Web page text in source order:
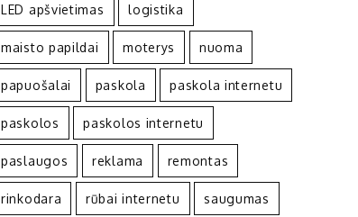
LED apšvietimas logistika
maisto papildai moterys nuoma
papuošalai paskola paskola internetu
paskolos paskolos internetu
paslaugos reklama remontas
rinkodara rūbai internetu saugumas